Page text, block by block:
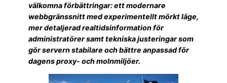
välkomna förbättringar: ett modernare
webbgränssnitt med experimentellt mörkt läge,
mer detaljerad realtidsinformation för
administratörer samt tekniska justeringar som
gör servern stabilare och bättre anpassad för
dagens proxy- och molnmiljöer.